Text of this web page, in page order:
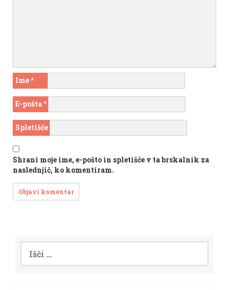
Ime*
E-pošta*
Spletišče
Shrani moje ime, e-pošto in spletišče v ta brskalnik za
naslednjič, ko komentiram.